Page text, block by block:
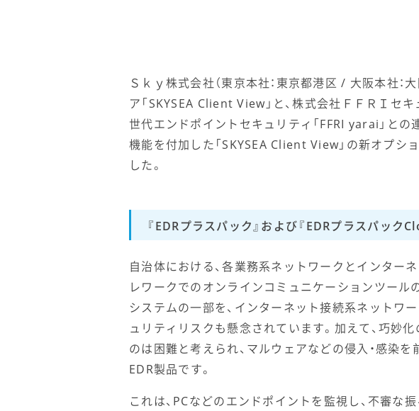
Ｓｋｙ株式会社（東京本社：東京都港区 / 大阪本社：
ア「SKYSEA Client View」と、株式会社ＦＦＲＩセ
世代エンドポイントセキュリティ「FFRI yarai」との
機能を付加した「SKYSEA Client View」の新オプシ
した。
『EDRプラスパック』および『EDRプラスパック
自治体における、各業務系ネットワークとインター
レワークでのオンラインコミュニケーションツー
システムの一部を、インターネット接続系ネットワ
ュリティリスクも懸念されています。加えて、巧妙
のは困難と考えられ、マルウェアなどの侵入・感染
EDR製品です。
これは、PCなどのエンドポイントを監視し、不審な